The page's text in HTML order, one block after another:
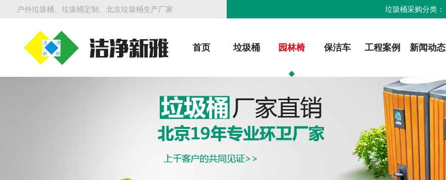
户外垃圾桶、垃圾桶定制、北京垃圾桶生产厂家 垃圾桶采购分类：
首页 垃圾桶 园林椅 保洁车 工程案例 新闻动态